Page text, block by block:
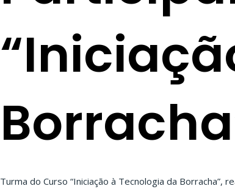
Turma do Curso “Iniciação à Tecnologia da